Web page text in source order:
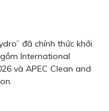
đã chính thức khởi
International
và APEC Clean and